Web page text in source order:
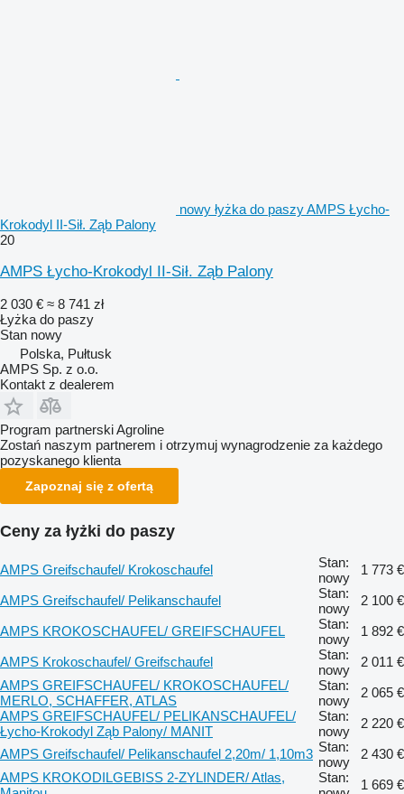
nowy łyżka do paszy AMPS Łycho-
Krokodyl II-Sił. Ząb Palony
20
AMPS Łycho-Krokodyl II-Sił. Ząb Palony
2 030 € ≈ 8 741 zł
Łyżka do paszy
Stan nowy
Polska, Pułtusk
AMPS Sp. z o.o.
Kontakt z dealerem
Program partnerski Agroline
Zostań naszym partnerem i otrzymuj wynagrodzenie za każdego
pozyskanego klienta
Zapoznaj się z ofertą
Ceny za łyżki do paszy
AMPS Greifschaufel/ Krokoschaufel
Stan:
nowy
1 773 €
AMPS Greifschaufel/ Pelikanschaufel
Stan:
nowy
2 100 €
AMPS KROKOSCHAUFEL/ GREIFSCHAUFEL
Stan:
nowy
1 892 €
AMPS Krokoschaufel/ Greifschaufel
Stan:
nowy
2 011 €
AMPS GREIFSCHAUFEL/ KROKOSCHAUFEL/
MERLO, SCHAFFER, ATLAS
Stan:
nowy
2 065 €
AMPS GREIFSCHAUFEL/ PELIKANSCHAUFEL/
Łycho-Krokodyl Ząb Palony/ MANIT
Stan:
nowy
2 220 €
AMPS Greifschaufel/ Pelikanschaufel 2,20m/ 1,10m3 Stan:
nowy
2 430 €
AMPS KROKODILGEBISS 2-ZYLINDER/ Atlas,
Stan:
1 669 €